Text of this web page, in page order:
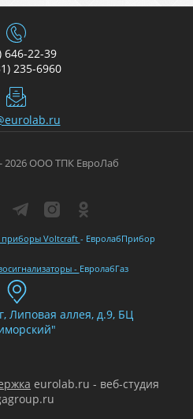
646-22-39
235-6960
приборы Voltcraft - ЕвролабПрибор
- ЕвролабГаз
Липовая аллея, д.9, БЦ
2026 ООО ТПК ЕвроЛаб
eurolab.ru - веб-студия